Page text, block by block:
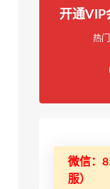
开通VIP
热
微信：
服）